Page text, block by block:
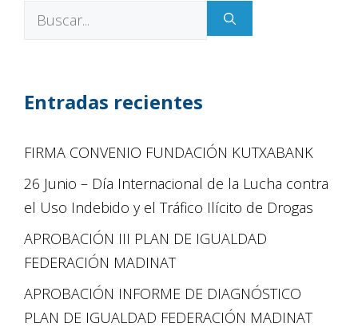
Entradas recientes
FIRMA CONVENIO FUNDACIÓN KUTXABANK
26 Junio – Día Internacional de la Lucha contra
el Uso Indebido y el Tráfico Ilícito de Drogas
APROBACIÓN III PLAN DE IGUALDAD
FEDERACIÓN MADINAT
APROBACIÓN INFORME DE DIAGNÓSTICO
PLAN DE IGUALDAD FEDERACIÓN MADINAT